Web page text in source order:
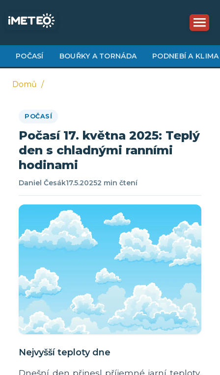
obsahu
POČASÍ BOUŘKY A TORNÁDA PODNEBÍ A KLIMA
navigace
Domů
POČASÍ
Počasí 17. května 2025: Teplý
den s chladnými ranními
hodinami
Daniel Česák17.5.20252 min čtení
Nejvyšší teploty dne